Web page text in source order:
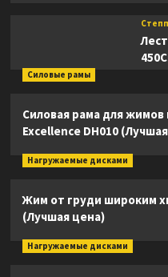
Силовые рамы
Силовая рама для
Excellence DH010
Нагружаемые дисками
Жим от груди широким
(Лучшая цена)
Нагружаемые дисками